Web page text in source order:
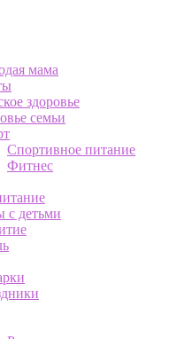
мама
здоровье
семьи
Спортивное питание
Фитнес
с детьми